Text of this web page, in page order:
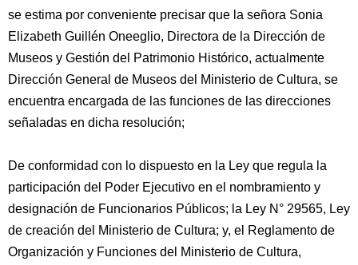
se estima por conveniente precisar que la señora Sonia
Elizabeth Guillén Oneeglio, Directora de la Dirección de
Museos y Gestión del Patrimonio Histórico, actualmente
Dirección General de Museos del Ministerio de Cultura, se
encuentra encargada de las funciones de las direcciones
señaladas en dicha resolución;
De conformidad con lo dispuesto en la Ley que regula la
participación del Poder Ejecutivo en el nombramiento y
designación de Funcionarios Públicos; la Ley N° 29565, Ley
de creación del Ministerio de Cultura; y, el Reglamento de
Organización y Funciones del Ministerio de Cultura,